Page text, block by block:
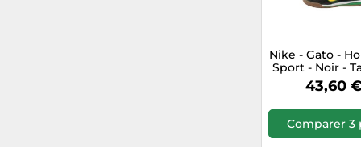
Nike - Gato -
Sport - Noir -
EU
43,60 €
Comparer 3